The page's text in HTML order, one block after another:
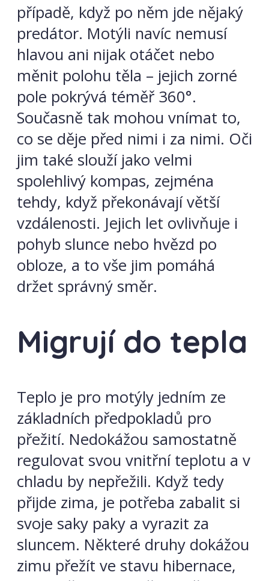
případě, když po něm jde nějaký
predátor. Motýli navíc nemusí
hlavou ani nijak otáčet nebo
měnit polohu těla – jejich zorné
pole pokrývá téměř 360°.
Současně tak mohou vnímat to,
co se děje před nimi i za nimi. Oči
jim také slouží jako velmi
spolehlivý kompas, zejména
tehdy, když překonávají větší
vzdálenosti. Jejich let ovlivňuje i
pohyb slunce nebo hvězd po
obloze, a to vše jim pomáhá
držet správný směr.
Migrují do tepla
Teplo je pro motýly jedním ze
základních předpokladů pro
přežití. Nedokážou samostatně
regulovat svou vnitřní teplotu a v
chladu by nepřežili. Když tedy
přijde zima, je potřeba zabalit si
svoje saky paky a vyrazit za
sluncem. Některé druhy dokážou
zimu přežít ve stavu hibernace,